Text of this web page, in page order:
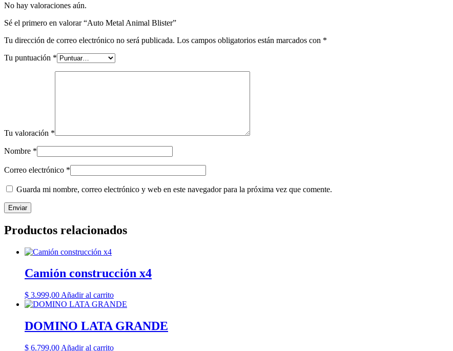
No hay valoraciones aún.
Sé el primero en valorar “Auto Metal Animal Blister”
Tu dirección de correo electrónico no será publicada. Los campos obligatorios están marcados con *
Tu puntuación *
Tu valoración *
Nombre *
Correo electrónico *
Guarda mi nombre, correo electrónico y web en este navegador para la próxima vez que comente.
Productos relacionados
Camión construcción x4
$ 3.999,00 Añadir al carrito
DOMINO LATA GRANDE
$ 6.799,00 Añadir al carrito